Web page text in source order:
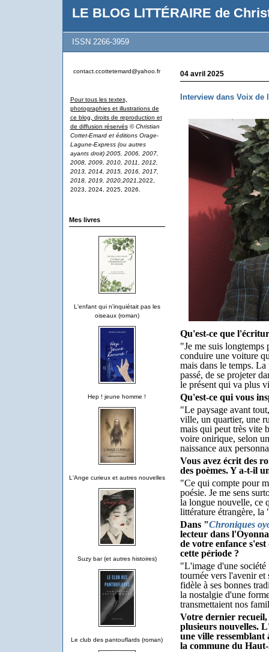
LE BLOG LITTÉRAIRE de
ISSN 2266-3959
contact.ccottetemard@yahoo.fr
Pour tous les textes,
photographies et illustrations de
ce blog, droits de reproduction et
de diffusion réservés © Christian
Cottet-Emard et éditions Orage-
Lagune-Express (ou autres
ayants droit) 2005, 2006, 2007,
2008, 2009, 2010, 2011, 2012,
2013, 2014, 2015, 2016, 2017,
2018, 2019, 2020,2021 ,2022,
2023, 2024, 2025, 2026.
Mes livres
L'enfant qui n'inquiétait pas les
oiseaux (roman)
Hep ! jeune homme !
L'Ange curieux et autres nouvelles
Suzy bar (et autres histoires)
Le club des pantouflards (roman)
04 avril 2025
Interview dans Voix de
Qu'est-ce que
"Je me suis longtemps
conduire une voiture
mais dans le temps.
passé, de se projeter
le présent qui va plus
Qu'est-ce qui vous
"Le paysage avant
ville, un quartier, une
mais qui peut très vite
voire onirique, selon
naissance aux
Vous avez écrit des
des poèmes. Y a-t-il
"Ce qui compte pour
poésie. Je me sens
la longue nouvelle, ce
littérature étrangère,
Dans "Chroniques
lecteur dans
de votre enfance
cette période ?
"L'image d'une société
tournée vers l'avenir et
fidèle à ses bonnes
la nostalgie d'une
transmettaient nos
Votre dernier
plusieurs nouvelles.
une ville ressemblant
la commune du